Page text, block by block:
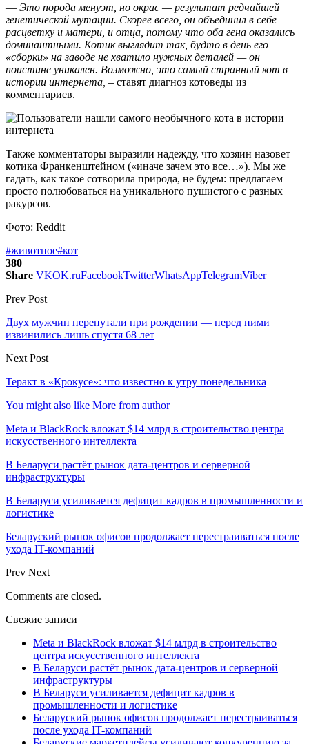
— Это порода менуэт, но окрас — результат редчайшей
генетической мутации. Скорее всего, он объединил в себе
расцветку и матери, и отца, потому что оба гена оказались
доминантными. Котик выглядит так, будто в день его
«сборки» на заводе не хватило нужных деталей — он
поистине уникален. Возможно, это самый странный кот в
истории интернета, – ставят диагноз котоведы из
комментариев.
Также комментаторы выразили надежду, что хозяин назовет
котика Франкенштейном («иначе зачем это все…»). Мы же
гадать, как такое сотворила природа, не будем: предлагаем
просто полюбоваться на уникального пушистого с разных
ракурсов.
Фото: Reddit
#животное#кот
380
Share VKOK.ruFacebookTwitterWhatsAppTelegramViber
Prev Post
Двух мужчин перепутали при рождении — перед ними
извинились лишь спустя 68 лет
Next Post
Теракт в «Крокусе»: что известно к утру понедельника
You might also like More from author
Meta и BlackRock вложат $14 млрд в строительство центра
искусственного интеллекта
В Беларуси растёт рынок дата-центров и серверной
инфраструктуры
В Беларуси усиливается дефицит кадров в промышленности и
логистике
Беларуский рынок офисов продолжает перестраиваться после
ухода IT-компаний
Prev Next
Comments are closed.
Свежие записи
Meta и BlackRock вложат $14 млрд в строительство
центра искусственного интеллекта
В Беларуси растёт рынок дата-центров и серверной
инфраструктуры
В Беларуси усиливается дефицит кадров в
промышленности и логистике
Беларуский рынок офисов продолжает перестраиваться
после ухода IT-компаний